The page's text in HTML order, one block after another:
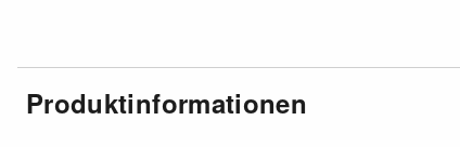
Produktinformationen